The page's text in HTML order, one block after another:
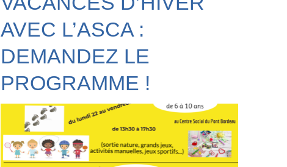
AVEC L’ASCA :
DEMANDEZ LE
PROGRAMME !